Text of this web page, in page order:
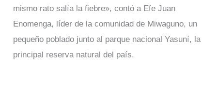
mismo rato salía la fiebre», contó a Efe Juan
Enomenga, líder de la comunidad de Miwaguno, un
pequeño poblado junto al parque nacional Yasuní, la
principal reserva natural del país.